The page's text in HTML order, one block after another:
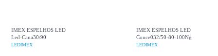
IMEX ESPELHOS LED
Led-Cana30/90
LEDIMEX
IMEX ESPELHOS LED
Conce032/50-80-100Ng
LEDIMEX